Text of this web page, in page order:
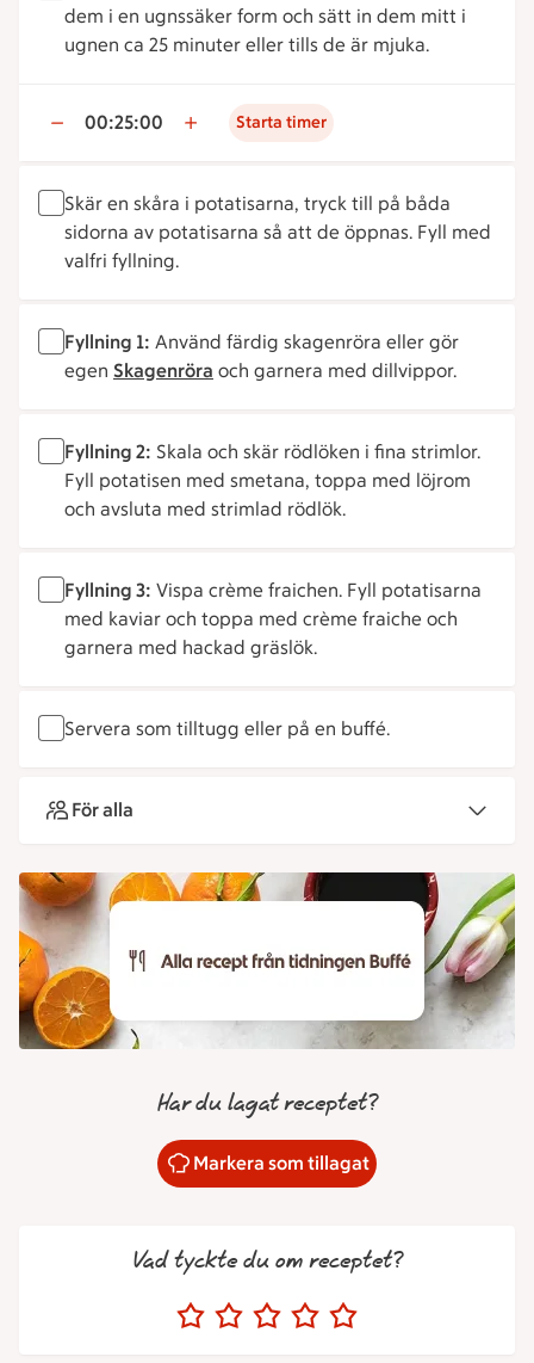
dem i en ugnssäker form och sätt in dem mitt i
ugnen ca 25 minuter eller tills de är mjuka.
00:25:00 Starta timer
Skär en skåra i potatisarna, tryck till på båda
sidorna av potatisarna så att de öppnas. Fyll med
valfri fyllning.
Fyllning 1: Använd färdig skagenröra eller gör
egen Skagenröra och garnera med dillvippor.
Fyllning 2: Skala och skär rödlöken i fina strimlor.
Fyll potatisen med smetana, toppa med löjrom
och avsluta med strimlad rödlök.
Fyllning 3: Vispa crème fraichen. Fyll potatisarna
med kaviar och toppa med crème fraiche och
garnera med hackad gräslök.
Servera som tilltugg eller på en buffé.
För alla
Har du lagat receptet?
Markera som tillagat
Vad tyckte du om receptet?